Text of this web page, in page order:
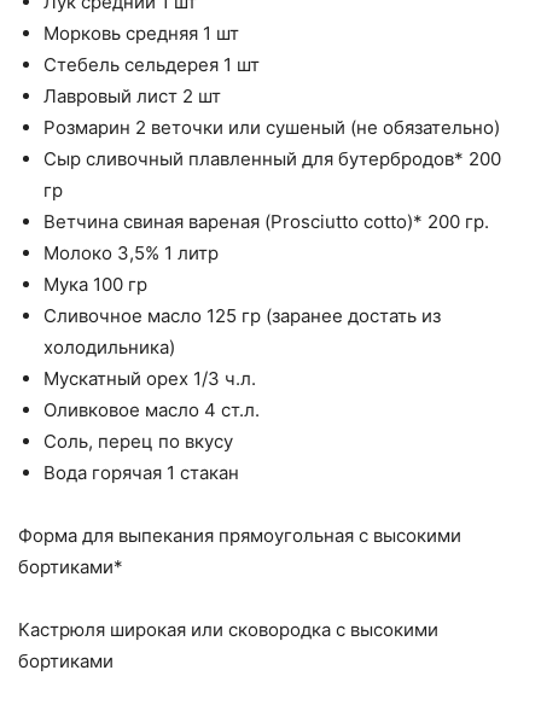
Морковь средняя 1 шт
Стебель сельдерея 1 шт
Лавровый лист 2 шт
Розмарин 2 веточки или сушеный (не обязательно)
Сыр сливочный плавленный для бутербродов* 200
гр
Ветчина свиная вареная (Prosciutto cotto)* 200 гр.
Молоко 3,5% 1 литр
Мука 100 гр
Сливочное масло 125 гр (заранее достать из
холодильника)
Мускатный орех 1/3 ч.л.
Оливковое масло 4 ст.л.
Соль, перец по вкусу
Вода горячая 1 стакан
Форма для выпекания прямоугольная с высокими
бортиками*
Кастрюля широкая или сковородка с высокими
бортиками